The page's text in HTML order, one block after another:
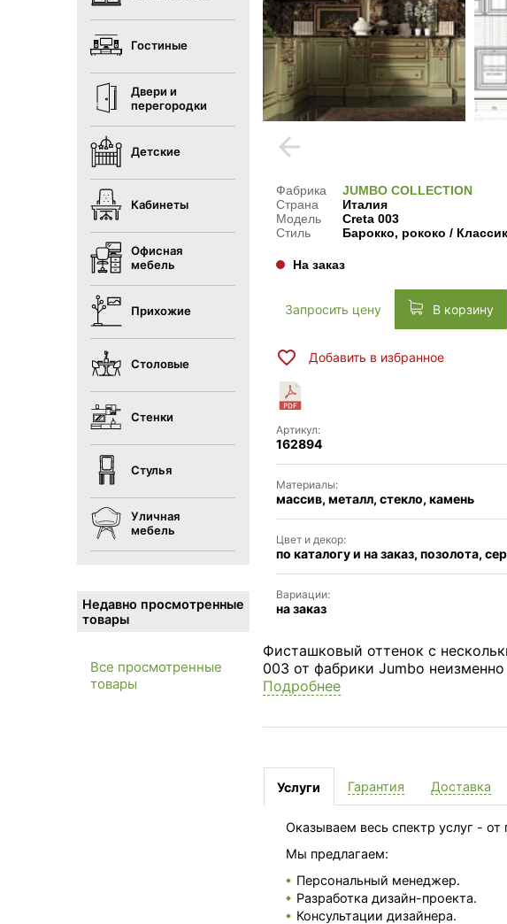
Гостиные
Двери и
перегородки
Детские
Кабинеты
Офисная
мебель
Прихожие
Столовые
Стенки
Стулья
Уличная
мебель
Недавно просмотренные
товары
Все просмотренные
товары
arrow_back
Фисташковый оттенок с
003 от фабрики Jumbo
Подробнее
Фабрика
JUMBO COLLECTION
Страна
Италия
Модель
Creta 003
Стиль
Барокко, рококо /
На заказ
Запросить цену В корзину
Добавить в избранное
Артикул:
162894
Материалы:
массив, металл, стекло, камень
Цвет и декор:
по каталогу и на заказ, позолота,
Вариации:
на заказ
Услуги
Оказываем весь спектр услуг -
Мы предлагаем:
Персональный менеджер.
Разработка дизайн-проекта.
Консультации дизайнера.
Гарантия Доставка